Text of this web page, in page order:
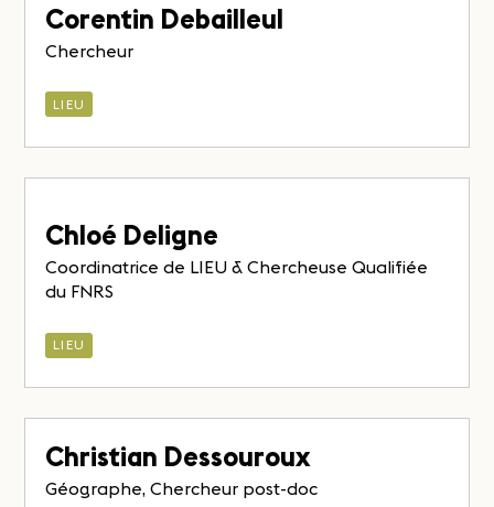
Corentin Debailleul
Chercheur
LIEU
Chloé Deligne
Coordinatrice de LIEU & Chercheuse Qualifiée
du FNRS
LIEU
Christian Dessouroux
Géographe, Chercheur post-doc